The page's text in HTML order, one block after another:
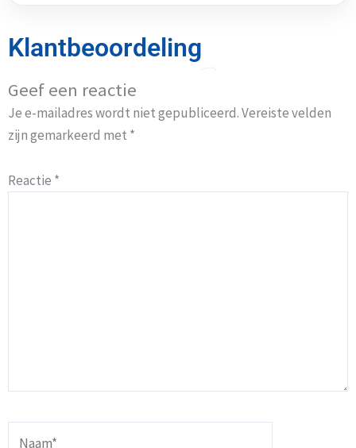
Klantbeoordeling
Geef een reactie
Je e-mailadres wordt niet gepubliceerd.Vereiste velden
zijn gemarkeerd met *
Reactie *